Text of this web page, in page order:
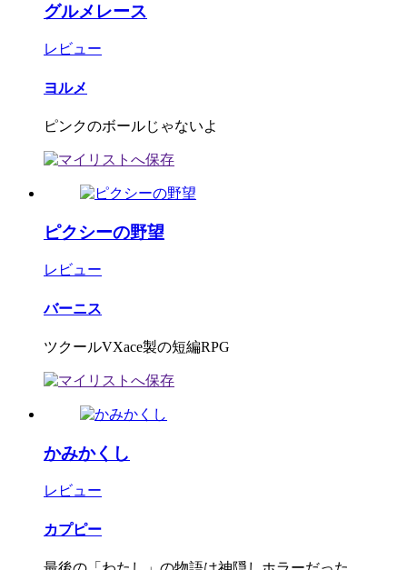
グルメレース
レビュー
ヨルメ
ピンクのボールじゃないよ
ピクシーの野望
レビュー
バーニス
ツクールVXace製の短編RPG
かみかくし
レビュー
カプピー